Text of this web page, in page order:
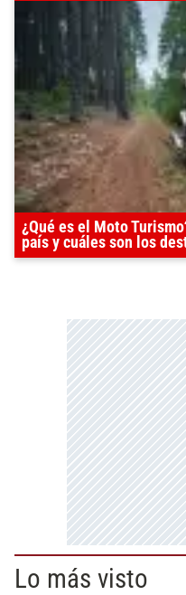
¿Qué es el Moto
país y cuáles son los
Lo más visto